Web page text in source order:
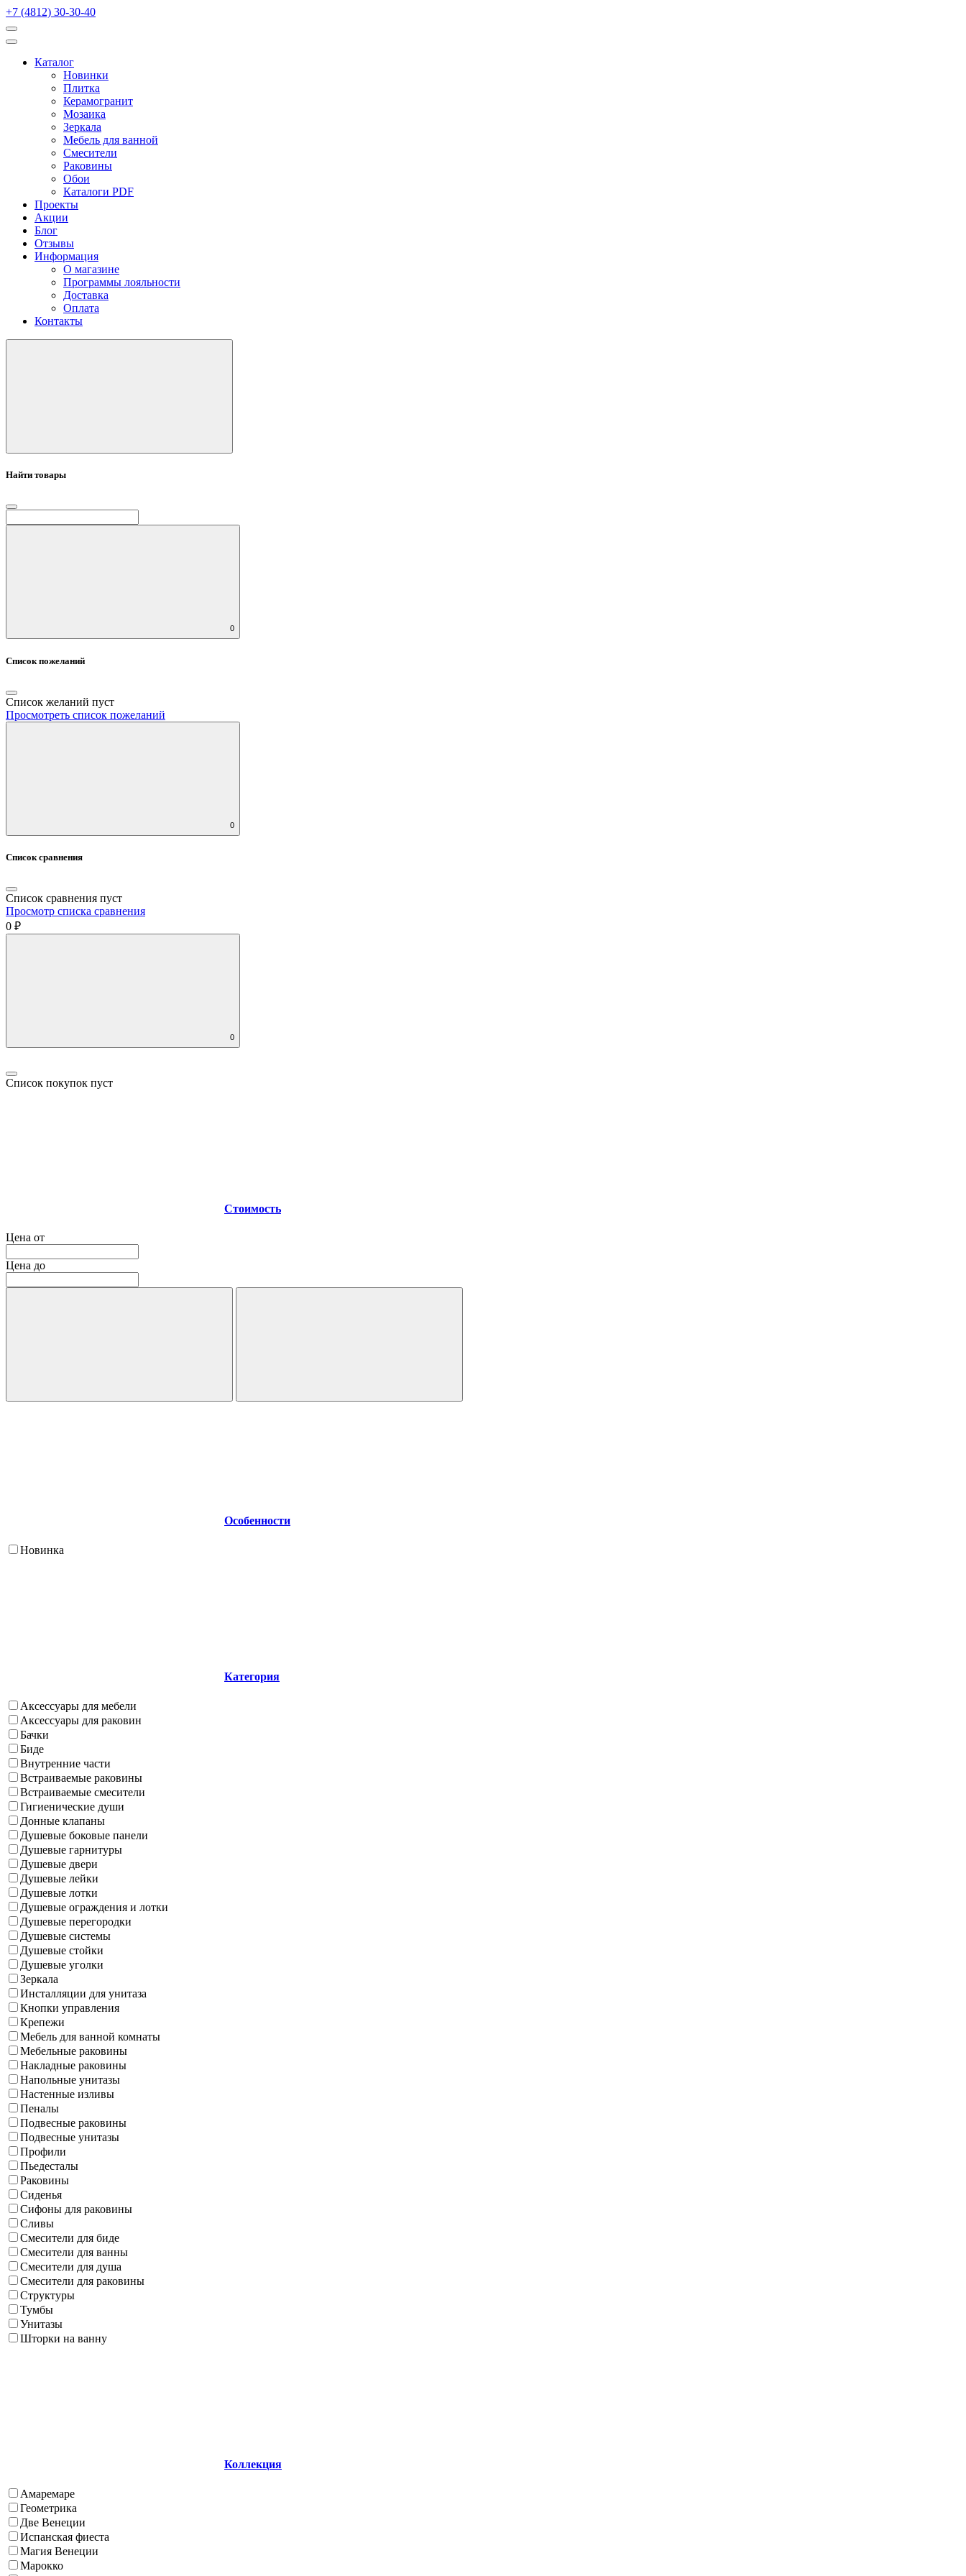
+7 (4812) 30-30-40
Каталог
Новинки
Плитка
Керамогранит
Мозаика
Зеркала
Мебель для ванной
Смесители
Раковины
Обои
Каталоги PDF
Проекты
Акции
Блог
Отзывы
Информация
О магазине
Программы лояльности
Доставка
Оплата
Контакты
Найти товары
0
Список пожеланий
Список желаний пуст
Просмотреть список пожеланий
0
Список сравнения
Список сравнения пуст
Просмотр списка сравнения
0 ₽
0
Список покупок пуст
Стоимость
Цена от
Цена до
Особенности
Новинка
Категория
Аксессуары для мебели
Аксессуары для раковин
Бачки
Биде
Внутренние части
Встраиваемые раковины
Встраиваемые смесители
Гигиенические души
Донные клапаны
Душевые боковые панели
Душевые гарнитуры
Душевые двери
Душевые лейки
Душевые лотки
Душевые ограждения и лотки
Душевые перегородки
Душевые системы
Душевые стойки
Душевые уголки
Зеркала
Инсталляции для унитаза
Кнопки управления
Крепежи
Мебель для ванной комнаты
Мебельные раковины
Накладные раковины
Напольные унитазы
Настенные изливы
Пеналы
Подвесные раковины
Подвесные унитазы
Профили
Пьедесталы
Раковины
Сиденья
Сифоны для раковины
Сливы
Смесители для биде
Смесители для ванны
Смесители для душа
Смесители для раковины
Структуры
Тумбы
Унитазы
Шторки на ванну
Коллекция
Амаремаре
Геометрика
Две Венеции
Испанская фиеста
Магия Венеции
Марокко